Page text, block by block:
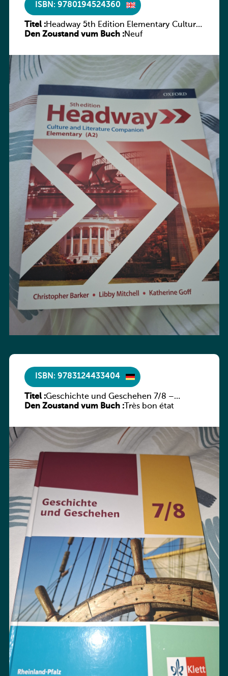
ISBN: 9780194524360
Titel :Headway 5th Edition Elementary Culture
and Literature Companion
Den Zoustand vum Buch :Neuf
ISBN: 9783124433404
Titel :Geschichte und Geschehen 7/8 –
Rheinland-Pfalz
Den Zoustand vum Buch :Très bon état